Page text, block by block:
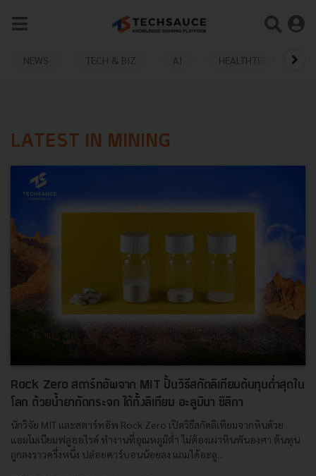
NEWS TECH & BIZ AI HEALTHTECH
LATEST IN MINING
Rock Zero สตาร์ทอัพจาก MIT ปั้นวิธีสกัดลิเทียมต้นทุนต่ำสุดใน
โลก ด้วยน้ำยากัดกระจก ได้ทั้งลิเทียม อะลูมินา ซิลิกา
นักวิจัย MIT และสตาร์ทอัพ Rock Zero เปิดวิธีสกัดลิเทียมจากหินด้วย
แอมโมเนียมฟลูออไรด์ ทำงานที่อุณหภูมิต่ำ ไม่ต้องเผาหินพันองศา ต้นทุน
ถูกลงราวครึ่งหนึ่ง ปล่อยคาร์บอนน้อยลง แถมได้อะลู...